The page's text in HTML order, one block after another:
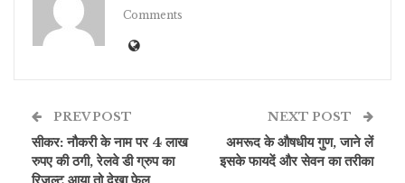
Comments
PREV POST
सीकर: नौकरी के नाम पर 4 लाख
रुपए की ठगी, रेलवे डी ग्रुप का
रिजल्ट आया तो देखा फेल
NEXT POST
अमरूद के औषधीय गुण, जाने लें
इसके फायदें और सेवन का तरीका